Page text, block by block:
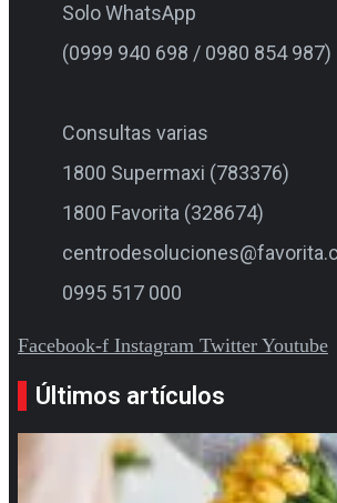
Solo WhatsApp
(0999 940 698 / 0980 854 987)
Consultas varias
1800 Supermaxi (783376)
1800 Favorita (328674)
0995 517 000
Facebook-f Instagram Twitter Youtube
Últimos artículos